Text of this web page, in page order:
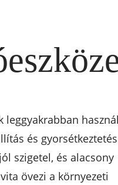
leggyakrabban
és gyorsétkeztetés
szigetel, és alacsony
övezi a környezeti